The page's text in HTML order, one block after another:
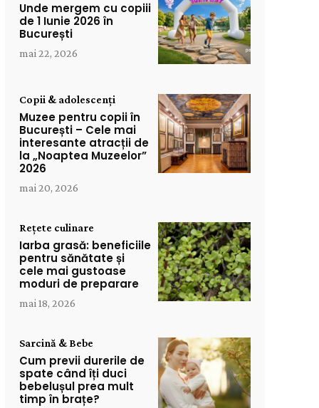
Unde mergem cu copiii
de 1 Iunie 2026 în
București
mai 22, 2026
Copii & adolescenți
Muzee pentru copii în
București – Cele mai
interesante atracții de
la „Noaptea Muzeelor”
2026
mai 20, 2026
Rețete culinare
Iarba grasă: beneficiile
pentru sănătate și
cele mai gustoase
moduri de preparare
mai 18, 2026
Sarcină & Bebe
Cum previi durerile de
spate când îți duci
bebelușul prea mult
timp în brațe?